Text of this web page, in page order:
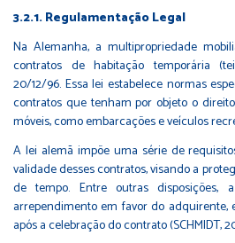
3.2.1. Regulamentação Legal
Na Alemanha, a multipropriedade
contratos de habitação temporária
20/12/96. Essa lei estabelece normas
contratos que tenham por objeto o
móveis, como embarcações e veículos
A lei alemã impõe uma série de
validade desses contratos, visando a
de tempo. Entre outras
arrependimento em favor do adquirente,
após a celebração do contrato (SCHMIDT,